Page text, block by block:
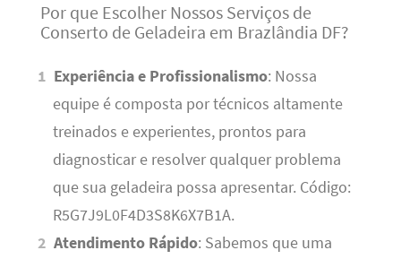
Por que Escolher Nossos Serviços de
Conserto de Geladeira em Brazlândia DF?
Experiência e Profissionalismo: Nossa
equipe é composta por técnicos altamente
treinados e experientes, prontos para
diagnosticar e resolver qualquer problema
que sua geladeira possa apresentar. Código:
R5G7J9L0F4D3S8K6X7B1A.
Atendimento Rápido: Sabemos que uma